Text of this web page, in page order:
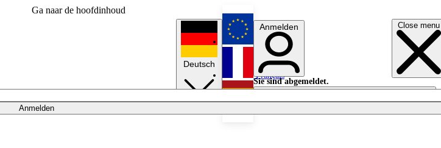
Ga naar de hoofdinhoud
Close menu
Anmelden
Deutsch
English
Français
Anmelden
Sie sind abgemeldet.
Anmelden
Licht aus